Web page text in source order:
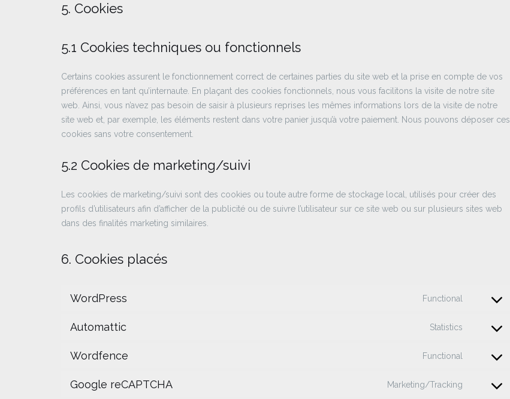
5. Cookies
5.1 Cookies techniques ou fonctionnels
Certains cookies assurent le fonctionnement correct de certaines parties du site web et la prise en compte de vos
préférences en tant qu’internaute. En plaçant des cookies fonctionnels, nous vous facilitons la visite de notre site
web. Ainsi, vous n’avez pas besoin de saisir à plusieurs reprises les mêmes informations lors de la visite de notre
site web et, par exemple, les éléments restent dans votre panier jusqu’à votre paiement. Nous pouvons déposer ces
cookies sans votre consentement.
5.2 Cookies de marketing/suivi
Les cookies de marketing/suivi sont des cookies ou toute autre forme de stockage local, utilisés pour créer des
profils d’utilisateurs afin d’afficher de la publicité ou de suivre l’utilisateur sur ce site web ou sur plusieurs sites web
dans des finalités marketing similaires.
6. Cookies placés
WordPress Functional
Consent
service
Automattic Statistics
Consent
service
Wordfence Functional
Consent
service
Google reCAPTCHA Marketing/Tracking
Consent